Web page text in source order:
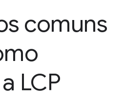
comuns
LCP